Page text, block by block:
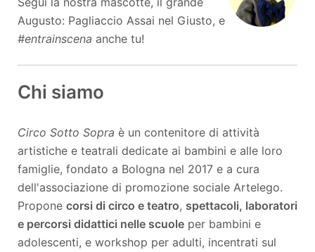
Augusto: Pagliaccio Assai nel Giusto, e
#entrainscena anche tu!
Chi siamo
Circo Sotto Sopra è un contenitore di attività
artistiche e teatrali dedicate ai bambini e alle loro
famiglie, fondato a Bologna nel 2017 e a cura
dell'associazione di promozione sociale Artelego.
Propone corsi di circo e teatro, spettacoli, laboratori
e percorsi didattici nelle scuole per bambini e
adolescenti, e workshop per adulti, incentrati sul